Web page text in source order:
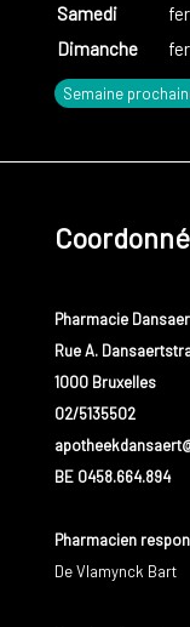
Samedi
Dimanche
Semaine
Pharmacie
Rue A.
1000 Bruxelles
02/5135502
BE 0458.664.894
Pharmacien
De Vlamynck Bart